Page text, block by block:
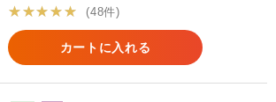
★★★★★
(48件)
カートに入れる